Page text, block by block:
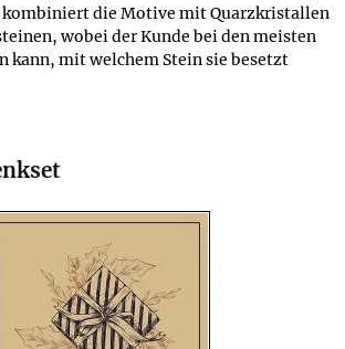
kombiniert die Motive mit Quarzkristallen
wobei der Kunde bei den meisten
kann, mit welchem Stein sie besetzt